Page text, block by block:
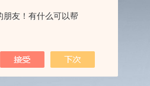
朋友！有什么可以帮